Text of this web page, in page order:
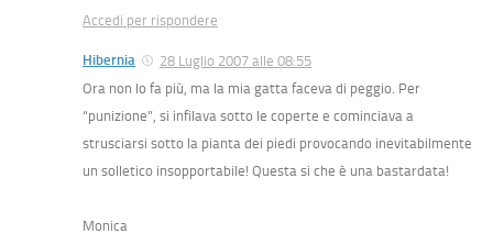
Accedi per rispondere
Hibernia
28 Luglio 2007 alle 08:55
Ora non lo fa più, ma la mia gatta faceva di peggio. Per
“punizione”, si infilava sotto le coperte e cominciava a
strusciarsi sotto la pianta dei piedi provocando inevitabilmente
un solletico insopportabile! Questa si che è una bastardata!
Monica